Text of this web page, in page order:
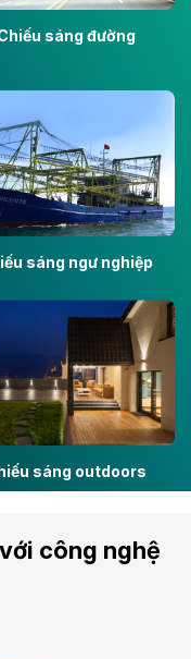
sáng đường
sáng ngư nghiệp
sáng outdoors
công nghệ